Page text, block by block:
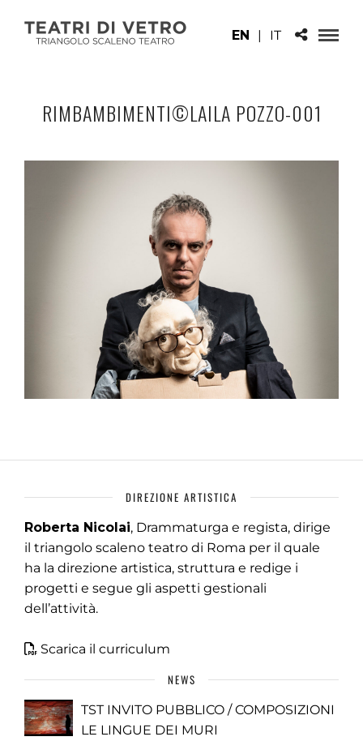
EN | IT
RIMBAMBIMENTI©LAILA POZZO-001
DIREZIONE ARTISTICA
Roberta Nicolai, Drammaturga e regista, dirige
il triangolo scaleno teatro di Roma per il quale
ha la direzione artistica, struttura e redige i
progetti e segue gli aspetti gestionali
dell’attività.
Scarica il curriculum
NEWS
TST INVITO PUBBLICO / COMPOSIZIONI
LE LINGUE DEI MURI